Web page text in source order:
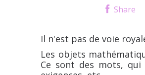
Share
Il n'est pas de voie
Les objets
Ce sont des mots, qui